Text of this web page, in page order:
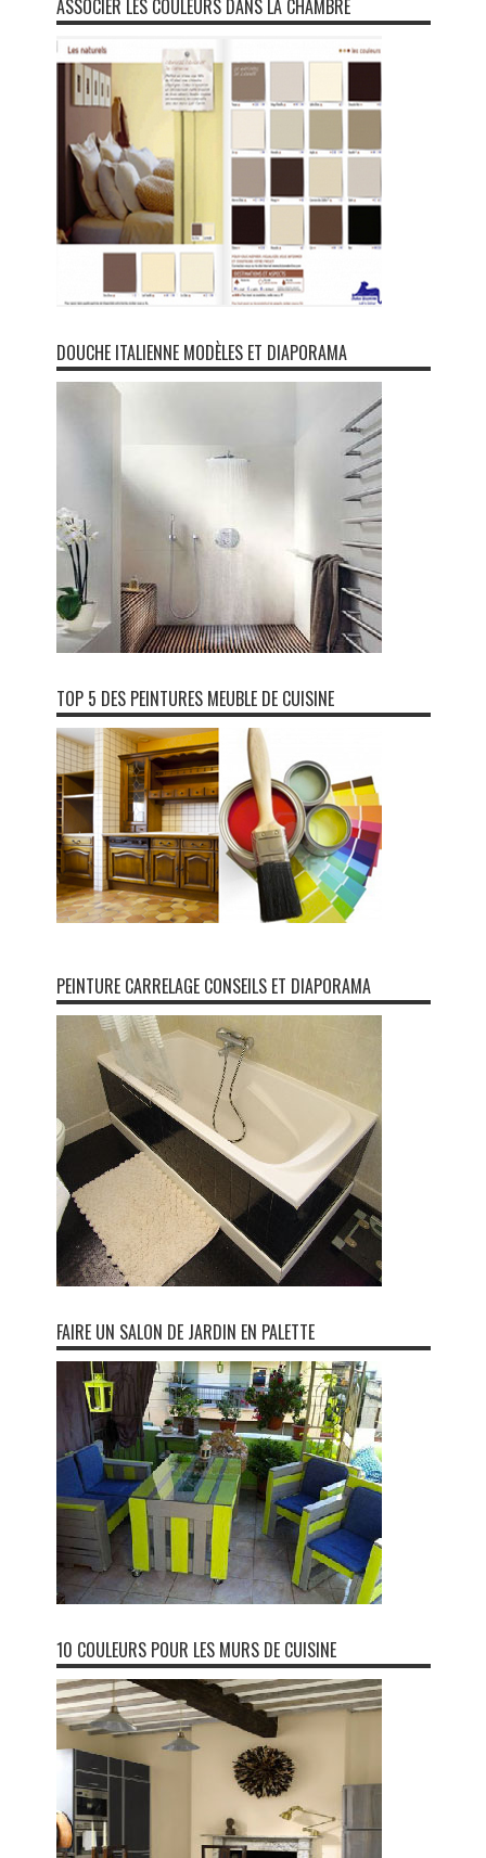
ASSOCIER LES COULEURS DANS LA CHAMBRE
DOUCHE ITALIENNE MODÈLES ET DIAPORAMA
TOP 5 DES PEINTURES MEUBLE DE CUISINE
PEINTURE CARRELAGE CONSEILS ET DIAPORAMA
FAIRE UN SALON DE JARDIN EN PALETTE
10 COULEURS POUR LES MURS DE CUISINE